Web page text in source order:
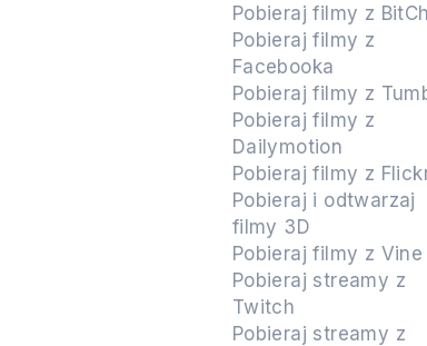
Pobieraj filmy z
Pobieraj filmy z
Facebooka
Pobieraj filmy z
Pobieraj filmy z
Dailymotion
Pobieraj filmy z
Pobieraj i odtwarzaj
filmy 3D
Pobieraj filmy z Vine
Pobieraj streamy z
Twitch
Pobieraj streamy z